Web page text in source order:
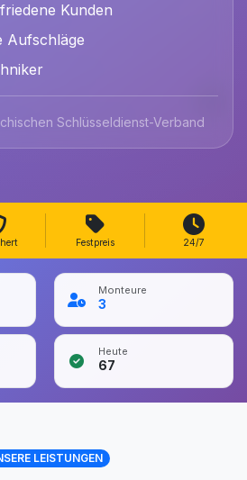
Kunden
Aufschläge
Schlüsseldienst-Verband
Festpreis 24/7
Monteure
3
Heute
67
LEISTUNGEN